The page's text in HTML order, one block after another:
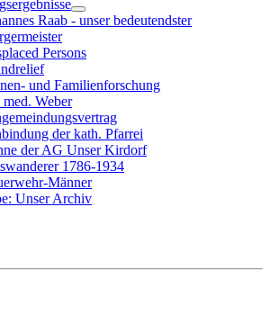
Raab - unser bedeutendster
Persons
und Familienforschung
Weber
der kath. Pfarrei
der AG Unser Kirdorf
1786-1934
Männer
Unser Archiv